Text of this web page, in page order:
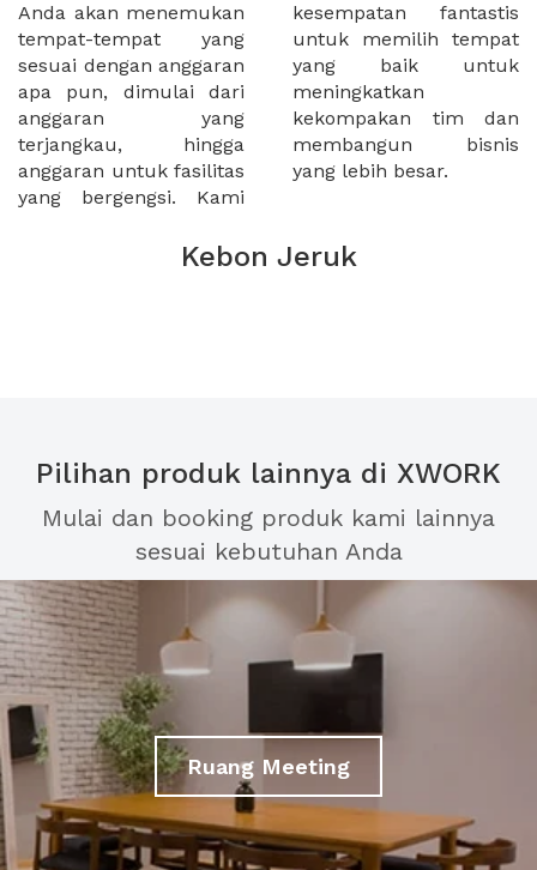
Anda akan menemukan
tempat-tempat yang
sesuai dengan anggaran
apa pun, dimulai dari
anggaran yang
terjangkau, hingga
anggaran untuk fasilitas
yang bergengsi. Kami
kesempatan fantastis
untuk memilih tempat
yang baik untuk
meningkatkan
kekompakan tim dan
membangun bisnis
yang lebih besar.
Kebon Jeruk
Pilihan produk lainnya di XWORK
Mulai dan booking produk kami lainnya
sesuai kebutuhan Anda
Ruang Meeting